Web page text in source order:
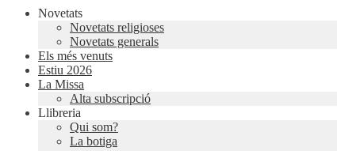
Novetats
Novetats religioses
Novetats generals
Els més venuts
Estiu 2026
La Missa
Alta subscripció
Llibreria
Qui som?
La botiga